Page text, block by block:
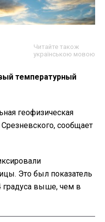
Читайте також
українською мовою
температурный
геофизическая
сообщает
Это был показатель
градуса выше, чем в